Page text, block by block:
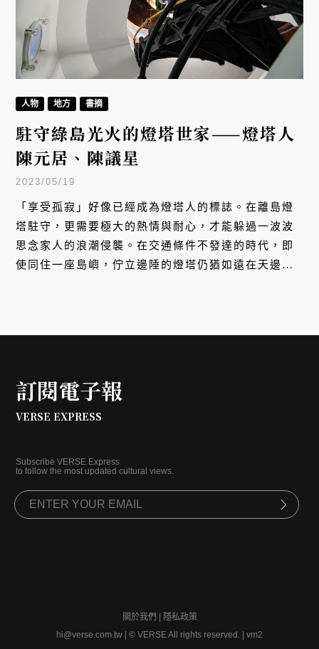
人物 地方 書摘
駐守綠島光火的燈塔世家——燈塔人
陳元居、陳議星
2023/05/19
「享受孤寂」好像已經成為燈塔人的標誌。在離島燈
塔駐守，更需要極大的熱情與耐心，才能躲過一波波
思念家人的浪潮侵襲。在交通條件不發達的時代，即
使同住一座島嶼，佇立邊陲的燈塔仍猶如遠在天邊的
訂閱電子報
VERSE EXPRESS
Subscribe VERSE Express
to follow the most updated cultural views.
關於我們
隱私政策
hi@verse.com.tw
© VERSE All rights reserved. | vm2